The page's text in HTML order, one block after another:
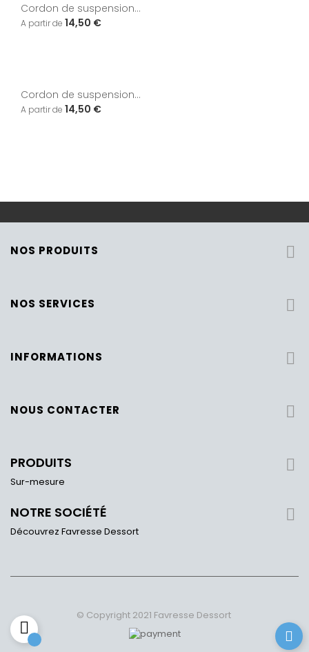
Cordon de suspension...
14,50 €
Cordon de suspension...
14,50 €
NOS PRODUITS 
NOS SERVICES 
INFORMATIONS 
NOUS CONTACTER 
PRODUITS 
Sur-mesure
NOTRE SOCIÉTÉ 
Découvrez Favresse Dessort
© Copyright 2021 Favresse Dessort